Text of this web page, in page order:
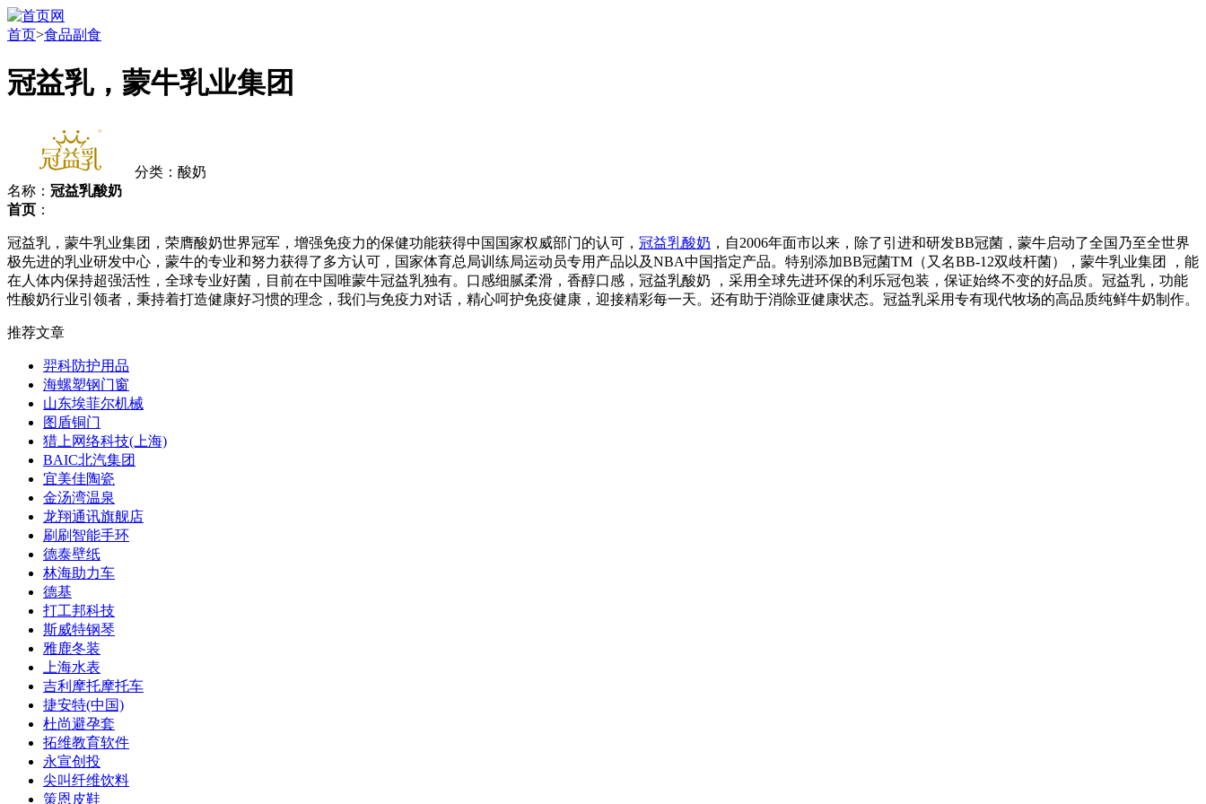
首页>食品副食
冠益乳，蒙牛乳业集团
分类：酸奶
名称： 冠益乳酸奶
首页 ：
冠益乳，蒙牛乳业集团，荣膺酸奶世界冠军，增强免疫力的保健功能获得中国国家权威部门的认可， 冠益乳酸奶 ，自2006年面市以来，除了引进和研发BB冠菌，蒙牛启动了全国乃至全世界
极先进的乳业研发中心，蒙牛的专业和努力获得了多方认可，国家体育总局训练局运动员专用产品以及NBA中国指定产品。特别添加BB冠菌TM（又名BB-12双歧杆菌），蒙牛乳业集团 ，能
在人体内保持超强活性，全球专业好菌，目前在中国唯蒙牛冠益乳独有。口感细腻柔滑，香醇口感，冠益乳酸奶 ，采用全球先进环保的利乐冠包装，保证始终不变的好品质。冠益乳，功能
性酸奶行业引领者，秉持着打造健康好习惯的理念，我们与免疫力对话，精心呵护免疫健康，迎接精彩每一天。还有助于消除亚健康状态。冠益乳采用专有现代牧场的高品质纯鲜牛奶制作。
推荐文章
羿科防护用品
海螺塑钢门窗
山东埃菲尔机械
图盾铜门
猎上网络科技(上海)
BAIC北汽集团
宜美佳陶瓷
金汤湾温泉
龙翔通讯旗舰店
刷刷智能手环
德泰壁纸
林海助力车
德基
打工邦科技
斯威特钢琴
雅鹿冬装
上海水表
吉利摩托摩托车
捷安特(中国)
杜尚避孕套
拓维教育软件
永宣创投
尖叫纤维饮料
策恩皮鞋